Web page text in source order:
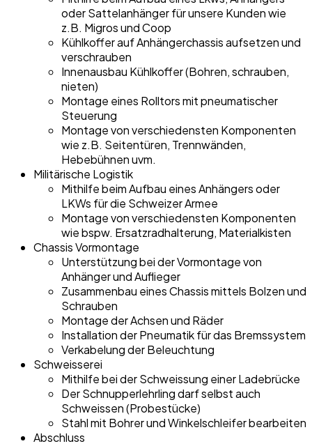
oder Sattelanhänger für unsere Kunden wie
z.B. Migros und Coop
Kühlkoffer auf Anhängerchassis aufsetzen und
verschrauben
Innenausbau Kühlkoffer (Bohren, schrauben,
nieten)
Montage eines Rolltors mit pneumatischer
Steuerung
Montage von verschiedensten Komponenten
wie z.B. Seitentüren, Trennwänden,
Hebebühnen uvm.
Militärische Logistik
Mithilfe beim Aufbau eines Anhängers oder
LKWs für die Schweizer Armee
Montage von verschiedensten Komponenten
wie bspw. Ersatzradhalterung, Materialkisten
Chassis Vormontage
Unterstützung bei der Vormontage von
Anhänger und Auflieger
Zusammenbau eines Chassis mittels Bolzen und
Schrauben
Montage der Achsen und Räder
Installation der Pneumatik für das Bremssystem
Verkabelung der Beleuchtung
Schweisserei
Mithilfe bei der Schweissung einer Ladebrücke
Der Schnupperlehrling darf selbst auch
Schweissen (Probestücke)
Stahl mit Bohrer und Winkelschleifer bearbeiten
Abschluss